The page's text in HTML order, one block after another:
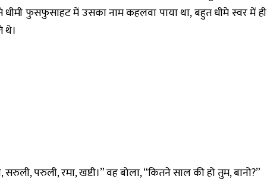
फुसफुसाहट में उसका नाम कहलवा पाया था, बहुत धीमे स्वर में ही
थे।
परुली, रमा, खष्टी।” वह बोला, “कितने साल की हो तुम, बानो?”